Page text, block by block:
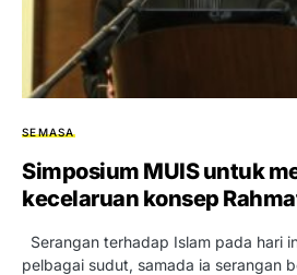
SEMASA
Simposium MUIS untuk
kecelaruan konsep
Serangan terhadap Islam pada hari
pelbagai sudut, samada ia serangan